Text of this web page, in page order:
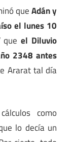
queAdán y
el lunes 10
queel Diluvio
2348 antes
Ararat tal día
como
lo decía un